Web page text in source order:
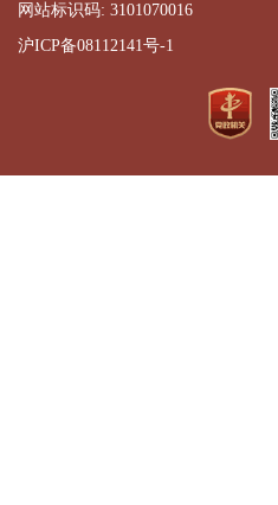
网站标识码: 3101070016
沪ICP备08112141号-1